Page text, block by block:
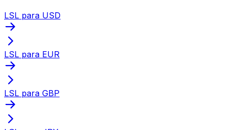
LSL para USD
LSL para EUR
LSL para GBP